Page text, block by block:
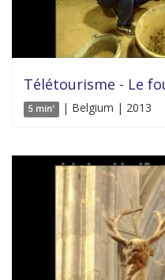
Télétourisme - Le
5 min' | Belgium | 2013